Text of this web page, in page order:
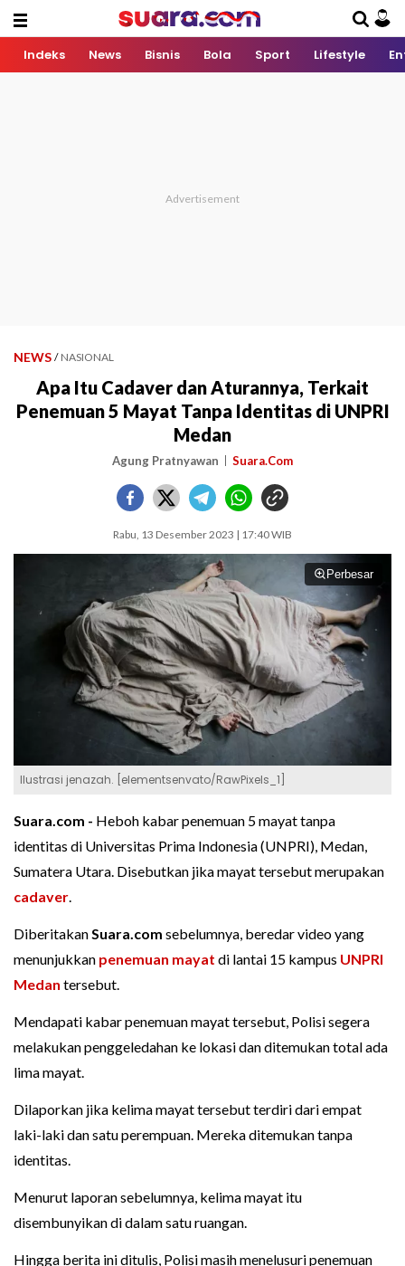
Indeks News Bisnis Bola Sport Lifestyle
NEWS / NASIONAL
Apa Itu Cadaver dan Aturannya, Terkait
Penemuan 5 Mayat Tanpa Identitas di UNPRI
Medan
Agung Pratnyawan Suara.Com
Rabu, 13 Desember 2023 | 17:40 WIB
Perbesar
Ilustrasi jenazah. [elementsenvato/RawPixels_1]
Suara.com - Heboh kabar penemuan 5 mayat tanpa
identitas di Universitas Prima Indonesia (UNPRI), Medan,
Sumatera Utara. Disebutkan jika mayat tersebut merupakan
cadaver.
DiberitakanSuara.com sebelumnya, beredar video yang
menunjukkan penemuan mayat di lantai 15 kampus UNPRI
Medan tersebut.
Mendapati kabar penemuan mayat tersebut, Polisi segera
melakukan penggeledahan ke lokasi dan ditemukan total ada
lima mayat.
Dilaporkan jika kelima mayat tersebut terdiri dari empat
laki-laki dan satu perempuan. Mereka ditemukan tanpa
identitas.
Menurut laporan sebelumnya, kelima mayat itu
disembunyikan di dalam satu ruangan.
Hingga berita ini ditulis, Polisi masih menelusuri penemuan